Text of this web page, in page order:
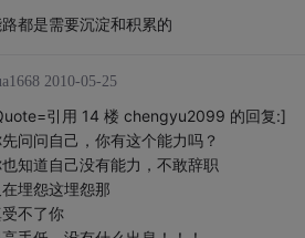
都是需要沉淀和积累的
2010-05-25
引用 14 楼 chengyu2099 的回复:]
问问自己，你有这个能力吗？
知道自己没有能力，不敢辞职
在埋怨这埋怨那
不了你